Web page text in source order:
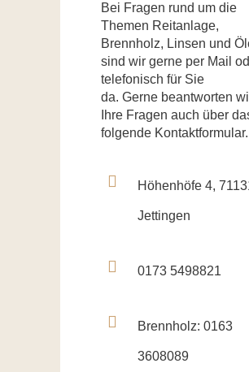
Bei Fragen rund um die
Themen Reitanlage,
Brennholz, Linsen und
sind wir gerne per Mail
telefonisch für Sie
da. Gerne beantworten
Ihre Fragen auch über
folgende Kontaktformular.
Höhenhöfe 4,
Jettingen
0173 5498821
Brennholz: 0163
3608089